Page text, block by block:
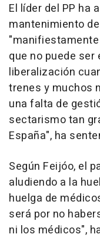
El líder del PP ha
mantenimiento
que no puede
liberalización
trenes y muchos
una falta de
sectarismo tan
España", ha
Según Feijóo, el
aludiendo a la
huelga de
será por no
ni los médicos",